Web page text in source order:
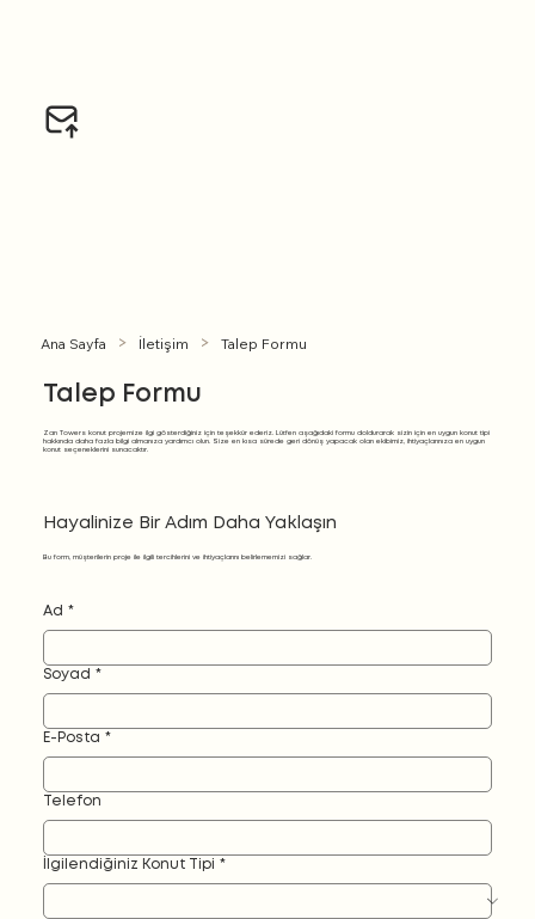
Ana Sayfa > İletişim > Talep Formu
Talep Formu
Zan Towers konut projemize ilgi gösterdiğiniz için teşekkür ederiz. Lütfen aşağıdaki formu doldurarak sizin için en uygun konut tipi
hakkında daha fazla bilgi almanıza yardımcı olun. Size en kısa sürede geri dönüş yapacak olan ekibimiz, ihtiyaçlarınıza en uygun
konut seçeneklerini sunacaktır.
Hayalinize Bir Adım Daha Yaklaşın
Bu form, müşterilerin proje ile ilgili tercihlerini ve ihtiyaçlarını belirlememizi sağlar.
Ad *
Soyad *
E-Posta *
Telefon
İlgilendiğiniz Konut Tipi *